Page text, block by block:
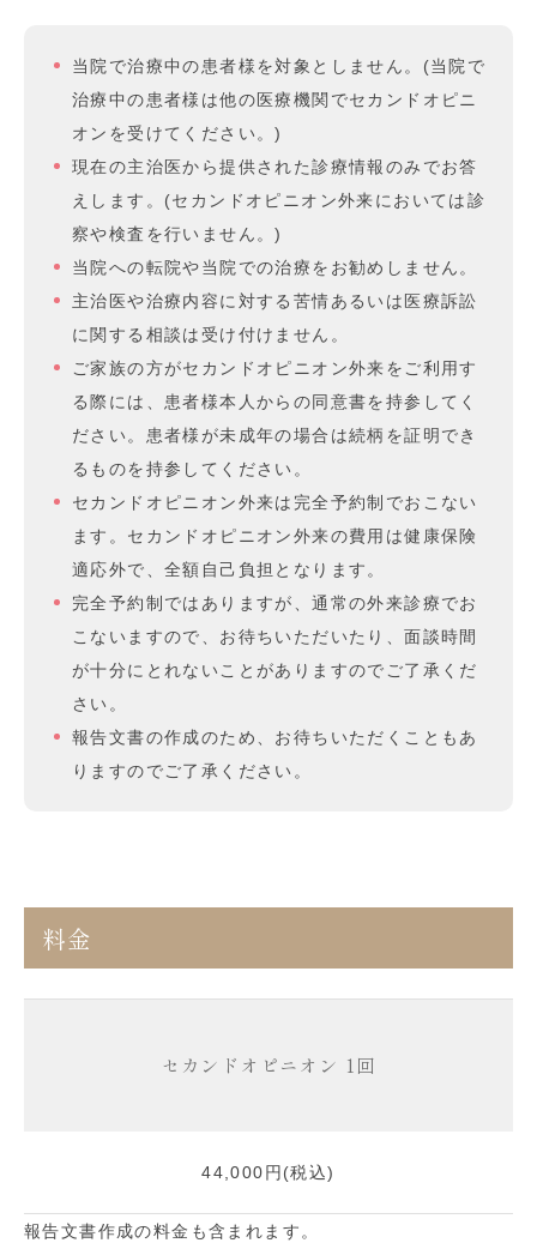
当院で治療中の患者様を対象としません。(当院で
治療中の患者様は他の医療機関でセカンドオピニ
オンを受けてください。)
現在の主治医から提供された診療情報のみでお答
えします。(セカンドオピニオン外来においては診
察や検査を行いません。)
当院への転院や当院での治療をお勧めしません。
主治医や治療内容に対する苦情あるいは医療訴訟
に関する相談は受け付けません。
ご家族の方がセカンドオピニオン外来をご利用す
る際には、患者様本人からの同意書を持参してく
ださい。患者様が未成年の場合は続柄を証明でき
るものを持参してください。
セカンドオピニオン外来は完全予約制でおこない
ます。セカンドオピニオン外来の費用は健康保険
適応外で、全額自己負担となります。
完全予約制ではありますが、通常の外来診療でお
こないますので、お待ちいただいたり、面談時間
が十分にとれないことがありますのでご了承くだ
さい。
報告文書の作成のため、お待ちいただくこともあ
りますのでご了承ください。
料金
セカンドオピニオン 1回
44,000円(税込)
報告文書作成の料金も含まれます。